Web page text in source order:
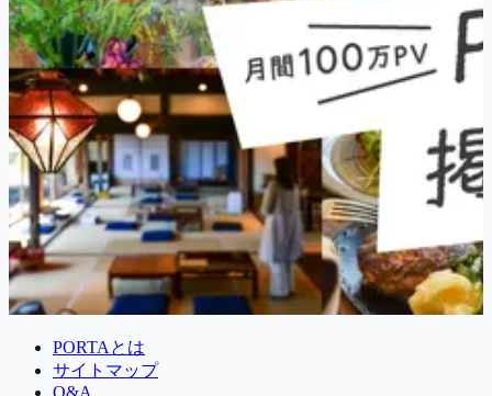
PORTAとは
サイトマップ